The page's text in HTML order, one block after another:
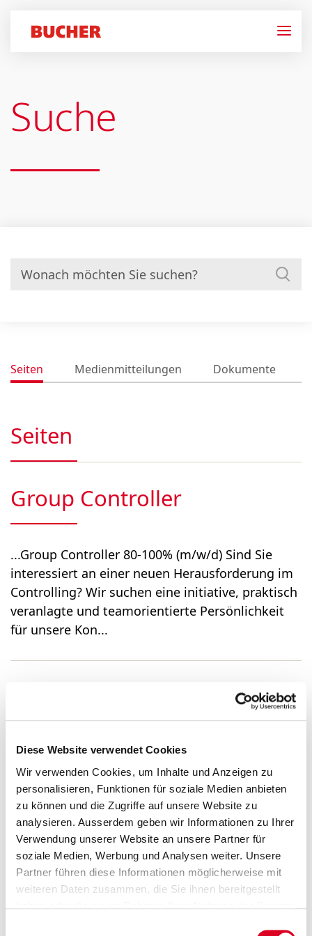
Diese Website verwendet Cookies
Wir verwenden Cookies, um Inhalte und Anzeigen zu
personalisieren, Funktionen für soziale Medien anbieten
zu können und die Zugriffe auf unsere Website zu
analysieren. Ausserdem geben wir Informationen zu Ihrer
Verwendung unserer Website an unsere Partner für
soziale Medien, Werbung und Analysen weiter. Unsere
Partner führen diese Informationen möglicherweise mit
weiteren Daten zusammen, die Sie ihnen bereitgestellt
Suche
Suchen
Seiten Medienmitteilungen Dokumente
Seiten
Group Controller
...Group Controller 80-100% (m/w/d) Sind Sie
interessiert an einer neuen Herausforderung im
Controlling? Wir suchen eine initiative, praktisch
veranlagte und teamorientierte Persönlichkeit
für unsere Kon...
Group Controller 80–100%
(m/w/d)
...Group Controller 80–100% (m/w/d) Sind Sie
interessiert an einer neuen Herausforderung im
Controlling? Wir suchen eine initiative, praktisch
veranlagte und teamorientierte Persönlichkeit
für unsere Kon...